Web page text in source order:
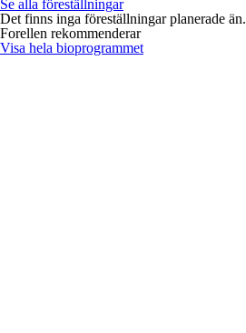
Se alla föreställningar
Det finns inga föreställningar planerade än.
Forellen rekommenderar
Visa hela bioprogrammet